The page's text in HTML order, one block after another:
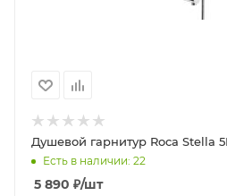
Душевой гарнитур Roca Stella
Есть в наличии: 22
5 890 ₽/шт